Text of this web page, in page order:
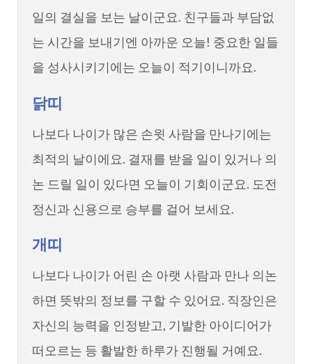
일의 결실을 보는 날이군요. 친구들과 부담없
는 시간을 보내기엔 아까운 오늘! 중요한 일들
을 성사시키기에는 오늘이 적기이니까요.
닭띠
나보다 나이가 많은 손윗 사람을 만나기에는
최적의 날이에요. 결재를 받을 일이 있거나 의
논 드릴 일이 있다면 오늘이 기회이군요. 도전
정신과 신용으로 승부를 걸어 보세요.
개띠
나보다 나이가 어린 손 아랫 사람과 만나 의논
하면 뜻밖의 정보를 구할 수 있어요. 직장인은
자신의 능력을 인정받고, 기발한 아이디어가
떠오르는 등 활발한 하루가 진행될 거예요.